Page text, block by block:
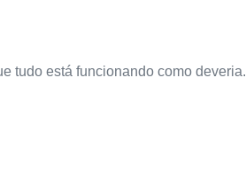
tudo está funcionando como deveria.